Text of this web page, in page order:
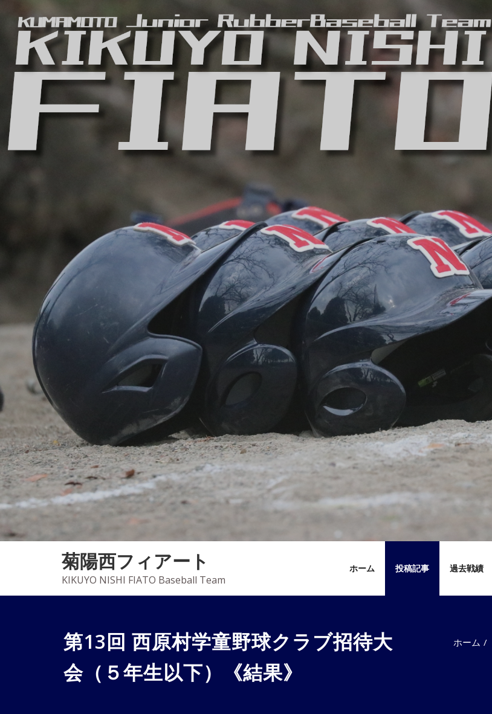
菊陽西フィアート
KIKUYO NISHI FIATO Baseball Team
ホーム 投稿記事 過去戦績
第13回 西原村学童野球クラブ招待大
会（５年生以下）《結果》
ホーム